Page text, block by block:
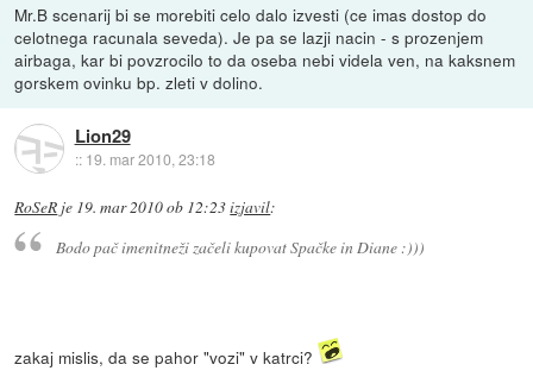
Mr.B scenarij bi se morebiti celo dalo izvesti (ce imas dostop do
celotnega racunala seveda). Je pa se lazji nacin - s prozenjem
airbaga, kar bi povzrocilo to da oseba nebi videla ven, na kaksnem
gorskem ovinku bp. zleti v dolino.
Lion29
:: 19. mar 2010, 23:18
RoSeR je 19. mar 2010 ob 12:23izjavil:
Bodo pač imenitneži začeli kupovat Spačke in Diane :)))
zakaj mislis, da se pahor "vozi" v katrci?